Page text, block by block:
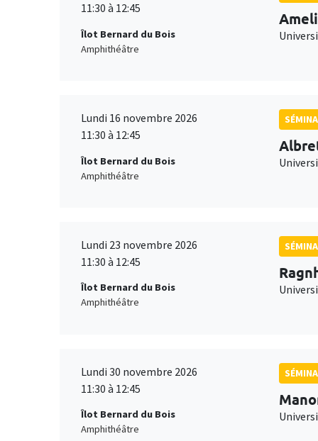
11:30 à 12:45
Îlot Bernard du Bois
Amphithéâtre
Lundi 16 novembre 2026
11:30 à 12:45
Îlot Bernard du Bois
Amphithéâtre
Lundi 23 novembre 2026
11:30 à 12:45
Îlot Bernard du Bois
Amphithéâtre
Lundi 30 novembre 2026
11:30 à 12:45
Îlot Bernard du Bois
Amphithéâtre